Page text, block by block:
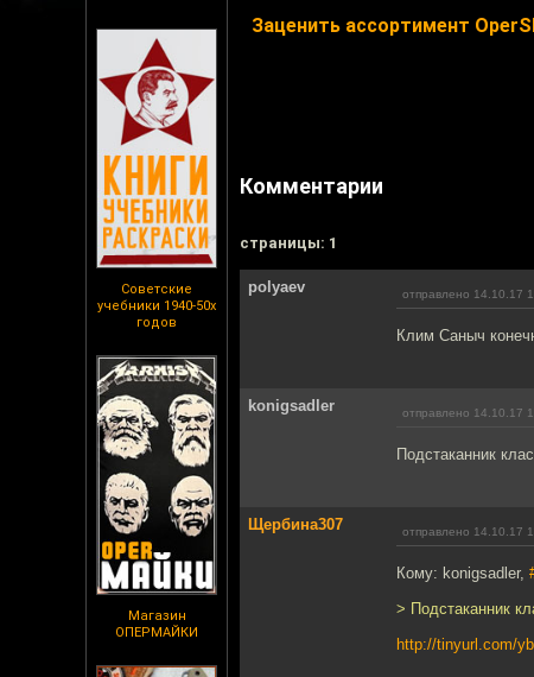
Советские
учебники 1940-50х
годов
Магазин
ОПЕРМАЙКИ
Заценить ассортимент
Комментарии
cтраницы: 1
polyaev отправлено 14.10.17
Клим Саныч
konigsadler отправлено 14.10.17
Подстаканник
Щербина307 отправлено 14.10.17
Кому: konigsadler,
> Подстаканник
http://tinyurl.com/